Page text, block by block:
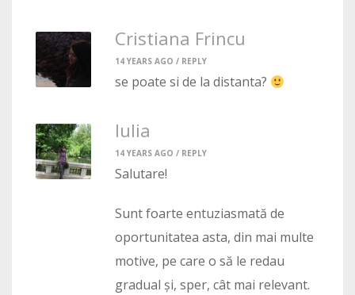
Cristiana Frincu
14 YEARS AGO / REPLY
se poate si de la distanta?
Iulia
14 YEARS AGO / REPLY
Salutare!
Sunt foarte entuziasmată de
oportunitatea asta, din mai multe
motive, pe care o să le redau
gradual și, sper, cât mai relevant.